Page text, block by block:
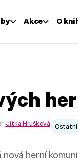
Akce O
Jitka Hrušková Ostatní
herní